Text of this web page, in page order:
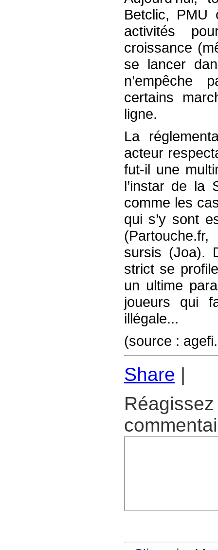
Betclic, PMU
activités
croissance
se lancer
n’empêche
certains
ligne.
La
acteur
fut-il une
l’instar de la
comme les
qui s’y sont
sursis (Joa).
strict se
un ultime
joueurs qui
illégale...
(source :
Share |